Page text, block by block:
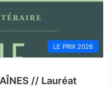
LE PRIX 2026
// Lauréat